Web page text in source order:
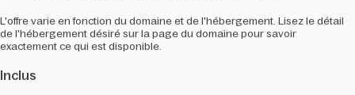
L'offre varie en fonction du domaine et de l'hébergement. Lisez le détail
de l'hébergement désiré sur la page du domaine pour savoir
exactement ce qui est disponible.
Inclus